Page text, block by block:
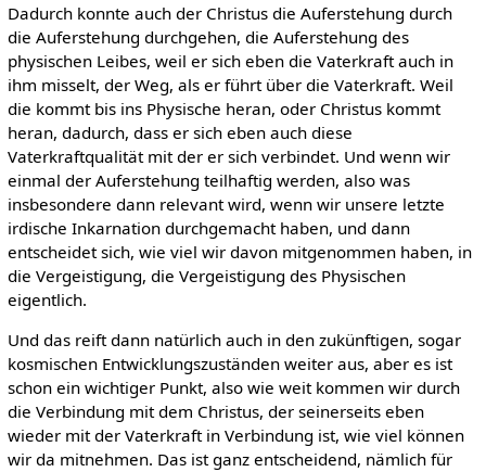
Dadurch konnte auch der Christus die Auferstehung durch
die Auferstehung durchgehen, die Auferstehung des
physischen Leibes, weil er sich eben die Vaterkraft auch in
ihm misselt, der Weg, als er führt über die Vaterkraft. Weil
die kommt bis ins Physische heran, oder Christus kommt
heran, dadurch, dass er sich eben auch diese
Vaterkraftqualität mit der er sich verbindet. Und wenn wir
einmal der Auferstehung teilhaftig werden, also was
insbesondere dann relevant wird, wenn wir unsere letzte
irdische Inkarnation durchgemacht haben, und dann
entscheidet sich, wie viel wir davon mitgenommen haben, in
die Vergeistigung, die Vergeistigung des Physischen
eigentlich.
Und das reift dann natürlich auch in den zukünftigen, sogar
kosmischen Entwicklungszuständen weiter aus, aber es ist
schon ein wichtiger Punkt, also wie weit kommen wir durch
die Verbindung mit dem Christus, der seinerseits eben
wieder mit der Vaterkraft in Verbindung ist, wie viel können
wir da mitnehmen. Das ist ganz entscheidend, nämlich für